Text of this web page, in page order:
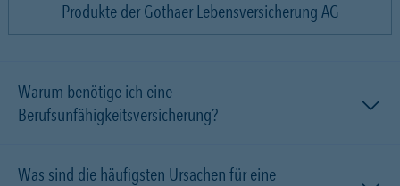
Produkte der Gothaer Lebensversicherung AG
Warum benötige ich eine
Berufsunfähigkeitsversicherung?
Was sind die häufigsten Ursachen für eine